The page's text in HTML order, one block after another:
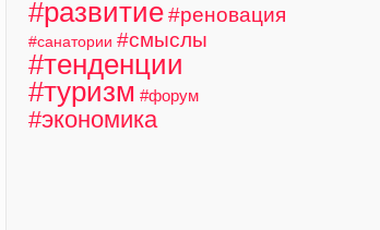
#развитие #реновация
#санатории #смыслы
#тенденции
#туризм #форум
#экономика